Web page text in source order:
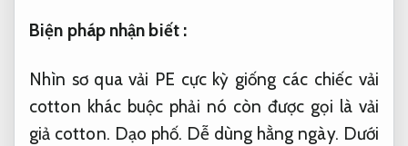
Biện pháp nhận biết :
Nhìn sơ qua vải PE cực kỳ giống các chiếc vải
cotton khác buộc phải nó còn được gọi là vải
giả cotton. Dạo phố. Dễ dùng hằng ngày. Dưới